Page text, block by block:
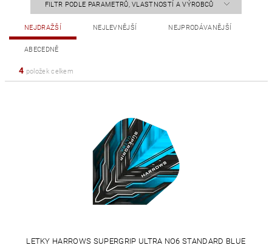
FILTR PODLE PARAMETRŮ, VLASTNOSTÍ A VÝROBCŮ
NEJDRAŽŠÍ NEJLEVNĚJŠÍ NEJPRODÁVANĚJŠÍ
ABECEDNĚ
4 položek celkem
LETKY HARROWS SUPERGRIP ULTRA NO6 STANDARD BLUE